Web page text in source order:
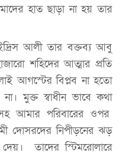
হাত ছাড়া না হয় তার
আলী তার বক্তব্য আবু
শহিদের আত্মার প্রতি
আগস্টের বিপ্লব না হতো
মুক্ত স্বাধীন ভাবে কথা
আমার পরিবারের ওপর
দোসরদের নিপীড়নের ঝড়
তাদের স্টিমরোলারে